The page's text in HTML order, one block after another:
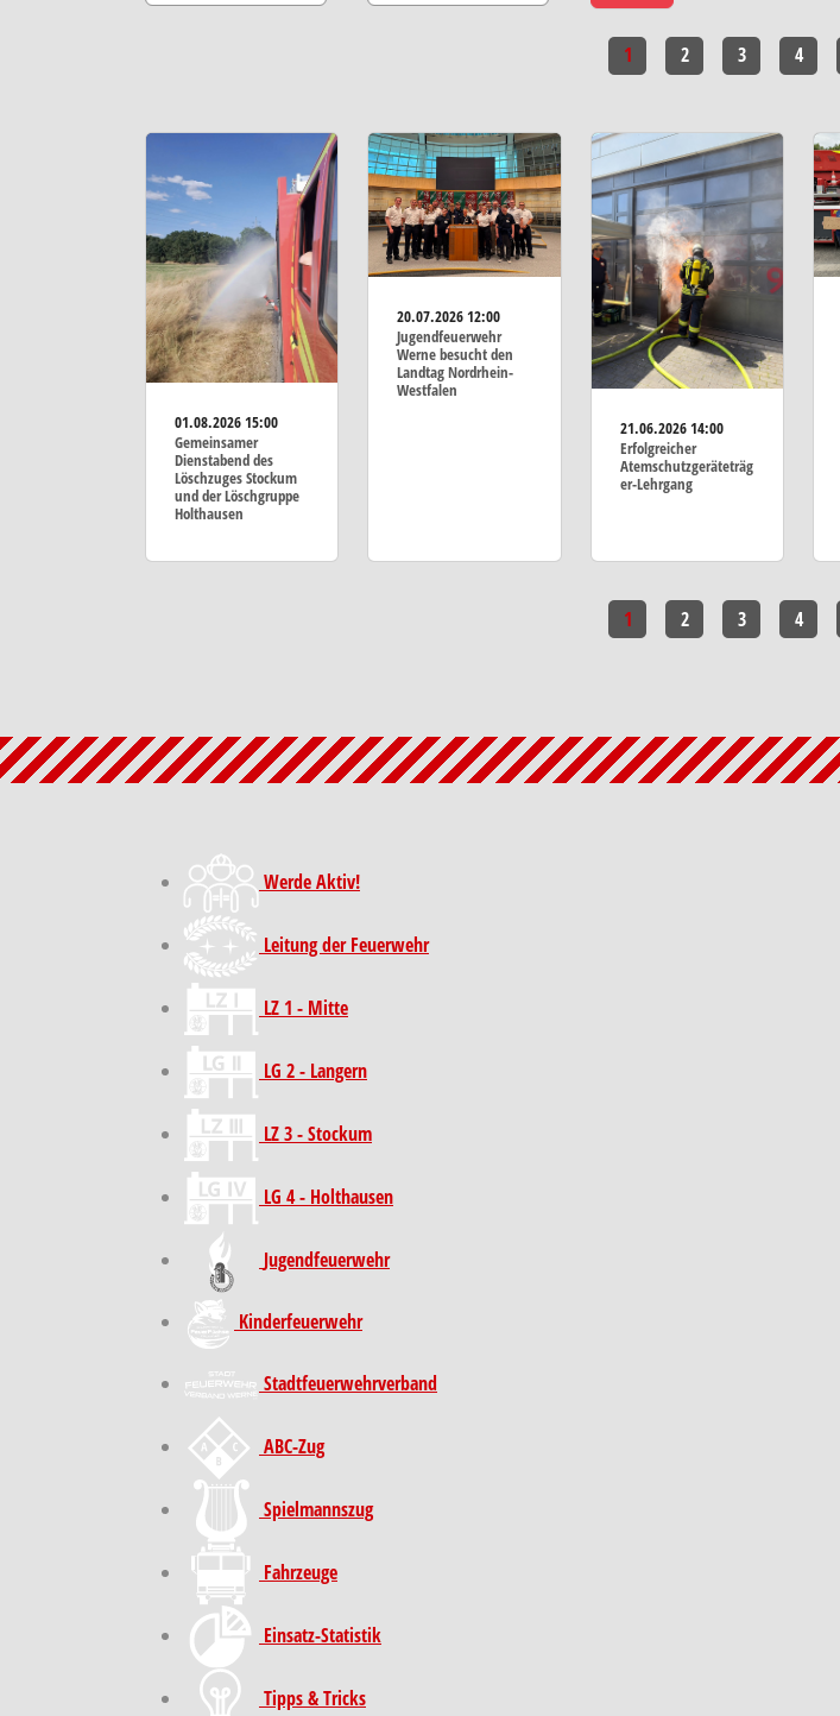
1 2 3 4
01.08.202615:00
Gemeinsamer
Dienstabend des
Löschzuges Stockum
und der Löschgruppe
Holthausen
20.07.202612:00
Jugendfeuerwehr
Werne besucht den
Landtag Nordrhein-
Westfalen
21.06.202614:00
Erfolgreicher
Atemschutzgeräteträg
er-Lehrgang
1 2 3 4
Werde Aktiv!
Leitung der Feuerwehr
LZ 1 - Mitte
LG 2 - Langern
LZ 3 - Stockum
LG 4 - Holthausen
Jugendfeuerwehr
Kinder­feuer­wehr
Stadt­feuer­wehr­verband
ABC-Zug
Spielmannszug
Fahrzeuge
Einsatz-Statistik
Tipps & Tricks